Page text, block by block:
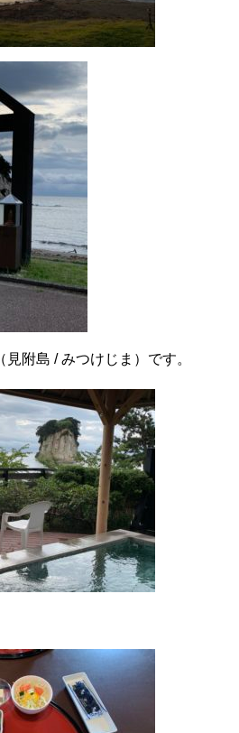
附島 / みつけじま）です。